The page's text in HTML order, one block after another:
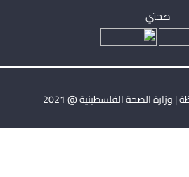
صحتي
الصحة الفلسطينية @ 2021